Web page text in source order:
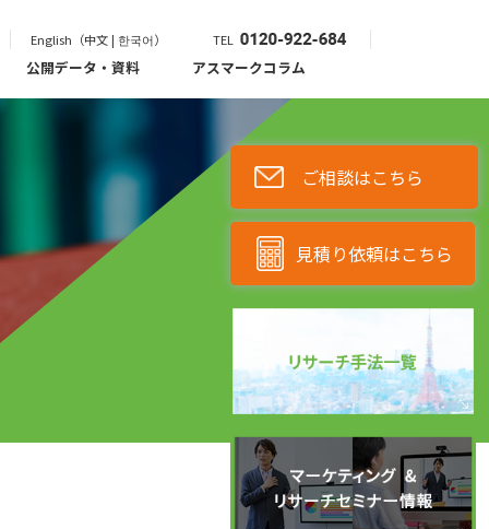
English（中文 | 한국어） TEL
公開データ・資料 アスマークコラム
見積り依頼はこちら
ご相談はこちら